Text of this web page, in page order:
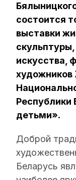
состоится
выставки
искусства,
художников
Республики
детьми».
Доброй
Беларусь